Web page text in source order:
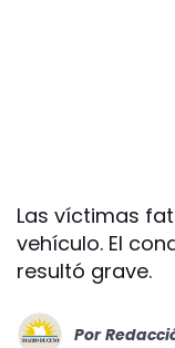
Las víctimas
vehículo. El
resultó grave.
Por